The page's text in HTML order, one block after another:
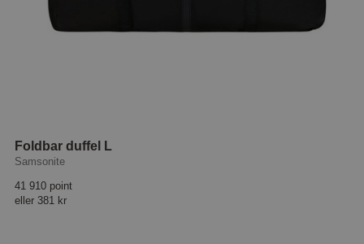
Foldbar duffel L
Samsonite
41 910 point
eller 381 kr